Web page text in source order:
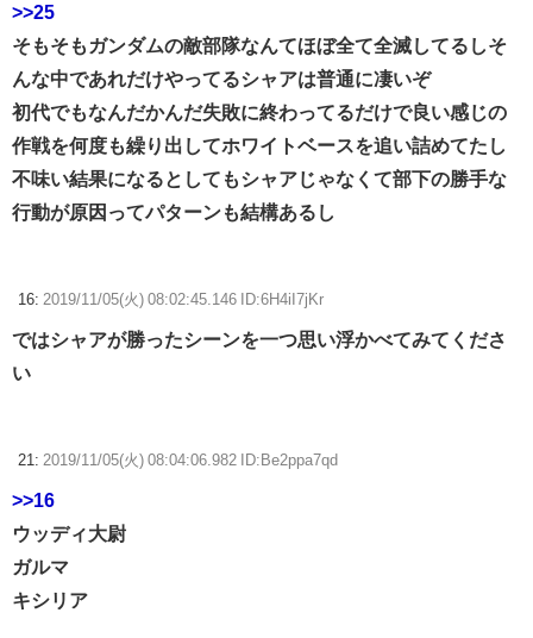
>>25
そもそもガンダムの敵部隊なんてほぼ全て全滅してるしそ
んな中であれだけやってるシャアは普通に凄いぞ
初代でもなんだかんだ失敗に終わってるだけで良い感じの
作戦を何度も繰り出してホワイトベースを追い詰めてたし
不味い結果になるとしてもシャアじゃなくて部下の勝手な
行動が原因ってパターンも結構あるし
16: 2019/11/05(火) 08:02:45.146 ID:6H4iI7jKr
ではシャアが勝ったシーンを一つ思い浮かべてみてくださ
い
21: 2019/11/05(火) 08:04:06.982 ID:Be2ppa7qd
>>16
ウッディ大尉
ガルマ
キシリア